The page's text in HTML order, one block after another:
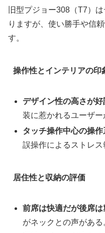
旧型プジョー308（T7）
りますが、使い勝手や信
す。
操作性とインテリアの印
デザイン性の高さが好
装に惹かれるユーザー
タッチ操作中心の操
誤操作によるストレス
居住性と収納の評価
前席は快適だが後席は
がネックとの声がある